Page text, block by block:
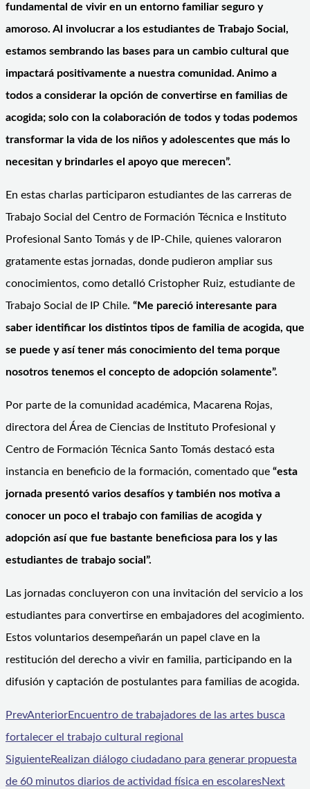
fundamental de vivir en un entorno familiar seguro y
amoroso. Al involucrar a los estudiantes de Trabajo Social,
estamos sembrando las bases para un cambio cultural que
impactará positivamente a nuestra comunidad. Animo a
todos a considerar la opción de convertirse en familias de
acogida; solo con la colaboración de todos y todas podemos
transformar la vida de los niños y adolescentes que más lo
necesitan y brindarles el apoyo que merecen”.
En estas charlas participaron estudiantes de las carreras de
Trabajo Social del Centro de Formación Técnica e Instituto
Profesional Santo Tomás y de IP-Chile, quienes valoraron
gratamente estas jornadas, donde pudieron ampliar sus
conocimientos, como detalló Cristopher Ruiz, estudiante de
Trabajo Social de IP Chile. “Me pareció interesante para
saber identificar los distintos tipos de familia de acogida, que
se puede y así tener más conocimiento del tema porque
nosotros tenemos el concepto de adopción solamente”.
Por parte de la comunidad académica, Macarena Rojas,
directora del Área de Ciencias de Instituto Profesional y
Centro de Formación Técnica Santo Tomás destacó esta
instancia en beneficio de la formación, comentado que “esta
jornada presentó varios desafíos y también nos motiva a
conocer un poco el trabajo con familias de acogida y
adopción así que fue bastante beneficiosa para los y las
estudiantes de trabajo social”.
Las jornadas concluyeron con una invitación del servicio a los
estudiantes para convertirse en embajadores del acogimiento.
Estos voluntarios desempeñarán un papel clave en la
restitución del derecho a vivir en familia, participando en la
difusión y captación de postulantes para familias de acogida.
PrevAnteriorEncuentro de trabajadores de las artes busca
fortalecer el trabajo cultural regional
SiguienteRealizan diálogo ciudadano para generar propuesta
de 60 minutos diarios de actividad física en escolaresNext